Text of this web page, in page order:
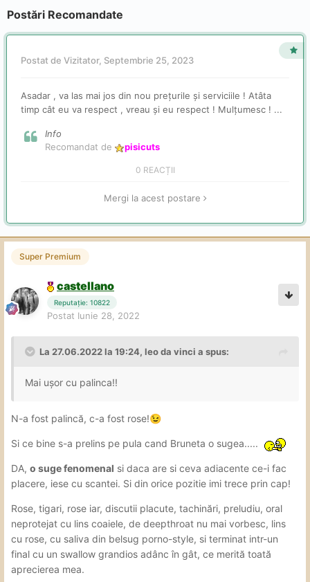
Postări Recomandate
Postat de Vizitator, Septembrie 25, 2023
Asadar , va las mai jos din nou prețurile și serviciile ! Atâta
timp cât eu va respect , vreau și eu respect ! Mulțumesc ! ...
Info
Recomandat de
pisicuts
0 REACȚII
Mergi la acest postare
Super Premium
castellano
Reputație: 10822
Postat Iunie 28, 2022
La 27.06.2022 la 19:24, leo da vinci a spus:
Mai ușor cu palinca!!
N-a fost palincă, c-a fost rose!😉
Si ce bine s-a prelins pe pula cand Bruneta o sugea.....
DA, o suge fenomenal si daca are si ceva adiacente ce-i fac
placere, iese cu scantei. Si din orice pozitie imi trece prin cap!
Rose, tigari, rose iar, discutii placute, tachinări, preludiu, oral
neprotejat cu lins coaiele, de deepthroat nu mai vorbesc, lins
cu rose, cu saliva din belsug porno-style, si terminat intr-un
final cu un swallow grandios adânc în gât, ce merită toată
aprecierea mea.